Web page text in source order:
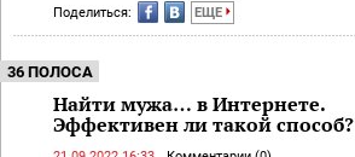
Поделиться: ЕЩЕ
36 ПОЛОСА
Найти мужа… в Интернете.
Эффективен ли такой способ?